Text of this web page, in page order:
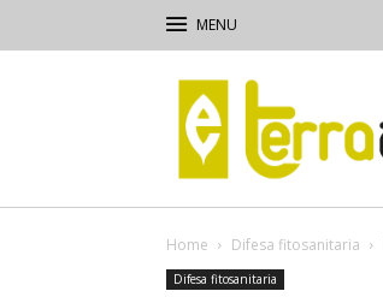
Terra
e
Vita
Home Difesa fitosanitaria
Difesa fitosanitaria